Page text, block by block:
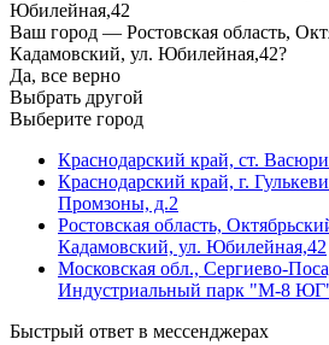
Юбилейная,42
Ваш город — Ростовская область,
Кадамовский, ул. Юбилейная,42?
Да, все верно
Выбрать другой
Выберите город
Краснодарский край, ст.
Краснодарский край, г.
Промзоны, д.2
Ростовская область,
Кадамовский, ул. Юбилейная,42
Московская обл., Сергиево-
Индустриальный парк "М-8
Быстрый ответ в мессенджерах